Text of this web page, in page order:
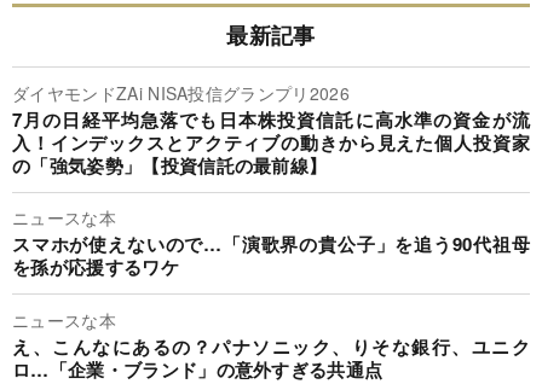
最新記事
ダイヤモンドZAi NISA投信グランプリ2026
7月の日経平均急落でも日本株投資信託に高水準の資金が流
入！インデックスとアクティブの動きから見えた個人投資家
の「強気姿勢」【投資信託の最前線】
ニュースな本
スマホが使えないので…「演歌界の貴公子」を追う90代祖母
を孫が応援するワケ
ニュースな本
え、こんなにあるの？パナソニック、りそな銀行、ユニク
ロ…「企業・ブランド」の意外すぎる共通点